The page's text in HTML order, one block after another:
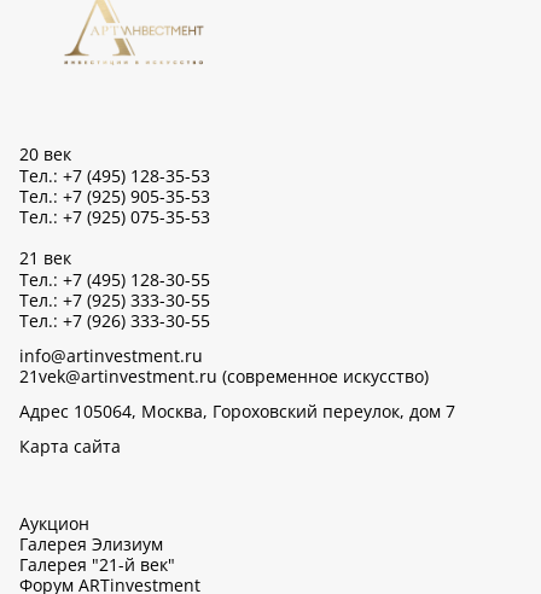
20 век
Тел.: +7 (495) 128-35-53
Тел.: +7 (925) 905-35-53
Тел.: +7 (925) 075-35-53
21 век
Тел.: +7 (495) 128-30-55
Тел.: +7 (925) 333-30-55
Тел.: +7 (926) 333-30-55
info@artinvestment.ru
21vek@artinvestment.ru (современное искусство)
Адрес 105064, Москва, Гороховский переулок, дом 7
Карта сайта
Аукцион
Галерея Элизиум
Галерея "21-й век"
Форум ARTinvestment